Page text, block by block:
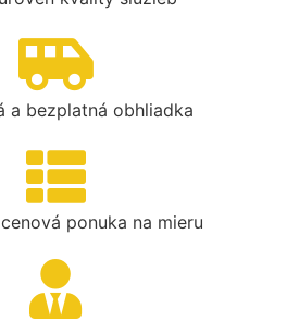
a bezplatná obhliadka
ponuka na mieru